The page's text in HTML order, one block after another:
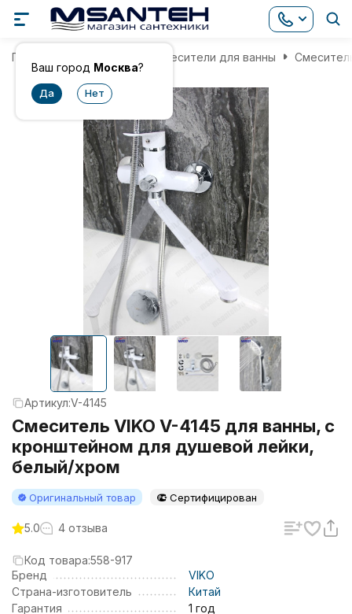
Ваш город Москва?
Главная Смесители для ванны
Артикул:V-4145
Смеситель VIKO V-4145 для ванны, с
кронштейном для душевой лейки,
белый/хром
Оригинальный товар Сертифицирован
5.0 4 отзыва
Код товара:558-917
Бренд
VIKO
Страна-изготовитель
Китай
Гарантия
1 год